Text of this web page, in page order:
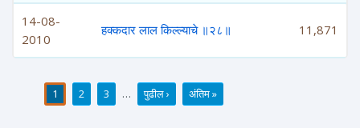
14-08-
2010
हक्कदार लाल किल्ल्याचे ॥२८॥ 11,871
1 2 3 … पुढील › अंतिम »